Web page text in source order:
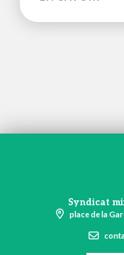
Syndicat
place de la